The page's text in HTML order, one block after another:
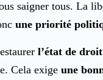
saigner tous. La
une priorité
l’état de droit
Cela exige une